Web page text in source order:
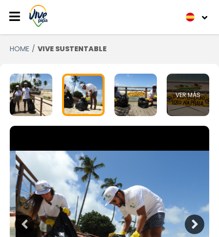
HOME VIVE SUSTENTABLE
VER MÁS